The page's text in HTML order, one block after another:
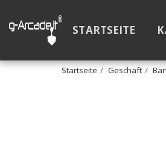
STARTSEITE
Startseite Geschäft